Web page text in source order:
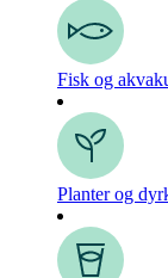
Fisk og
Planter og